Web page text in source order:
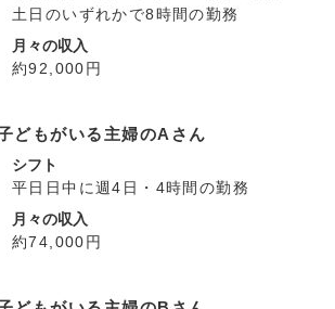
土日のいずれかで8時間の勤務
月々の収入
約92,000円
どもがいる主婦のAさん
シフト
平日日中に週4日・4時間の勤務
月々の収入
約74,000円